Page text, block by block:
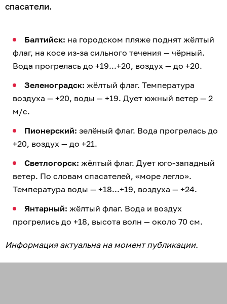
спасатели.
Балтийск: на городском пляже поднят жёлтый
флаг, на косе из-за сильного течения — чёрный.
Вода прогрелась до +19...+20, воздух — до +20.
Зеленоградск: жёлтый флаг. Температура
воздуха — +20, воды — +19. Дует южный ветер — 2
м/с.
Пионерский: зелёный флаг. Вода прогрелась до
+20, воздух — до +21.
Светлогорск: жёлтый флаг. Дует юго-западный
ветер. По словам спасателей, «море легло».
Температура воды — +18...+19, воздуха — +24.
Янтарный: жёлтый флаг. Вода и воздух
прогрелись до +18, высота волн — около 70 см.
Информация актуальна на момент публикации.